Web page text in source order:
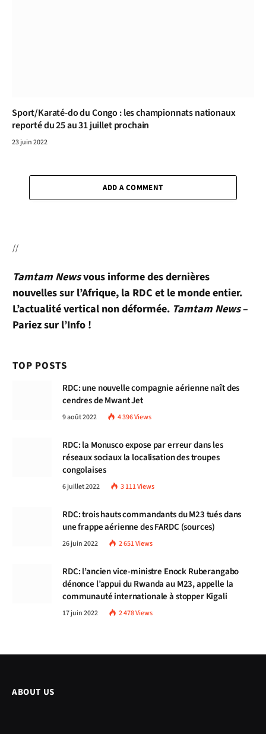
Sport/Karaté-do du Congo : les championnats nationaux
reporté du 25 au 31 juillet prochain
23 juin 2022
ADD A COMMENT
//
Tamtam Newsvous informe des dernières
nouvelles sur l’Afrique, la RDC et le monde entier.
L’actualité vertical non déformée. Tamtam News–
Pariez sur l’Info !
TOP POSTS
RDC: une nouvelle compagnie aérienne naît des
cendres de Mwant Jet
9 août 2022 4 396Views
RDC: la Monusco expose par erreur dans les
réseaux sociaux la localisation des troupes
congolaises
6 juillet 2022 3 111Views
RDC: trois hauts commandants du M23 tués dans
une frappe aérienne des FARDC (sources)
26 juin 2022 2 651Views
RDC: l’ancien vice-ministre Enock Ruberangabo
dénonce l’appui du Rwanda au M23, appelle la
communauté internationale à stopper Kigali
17 juin 2022 2 478Views
ABOUT US